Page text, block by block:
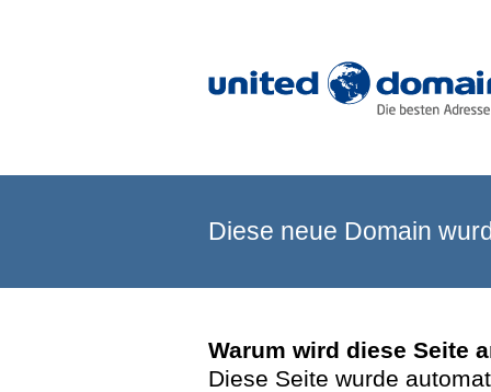
Diese neue Domain
Warum wird diese Seite
Diese Seite wurde